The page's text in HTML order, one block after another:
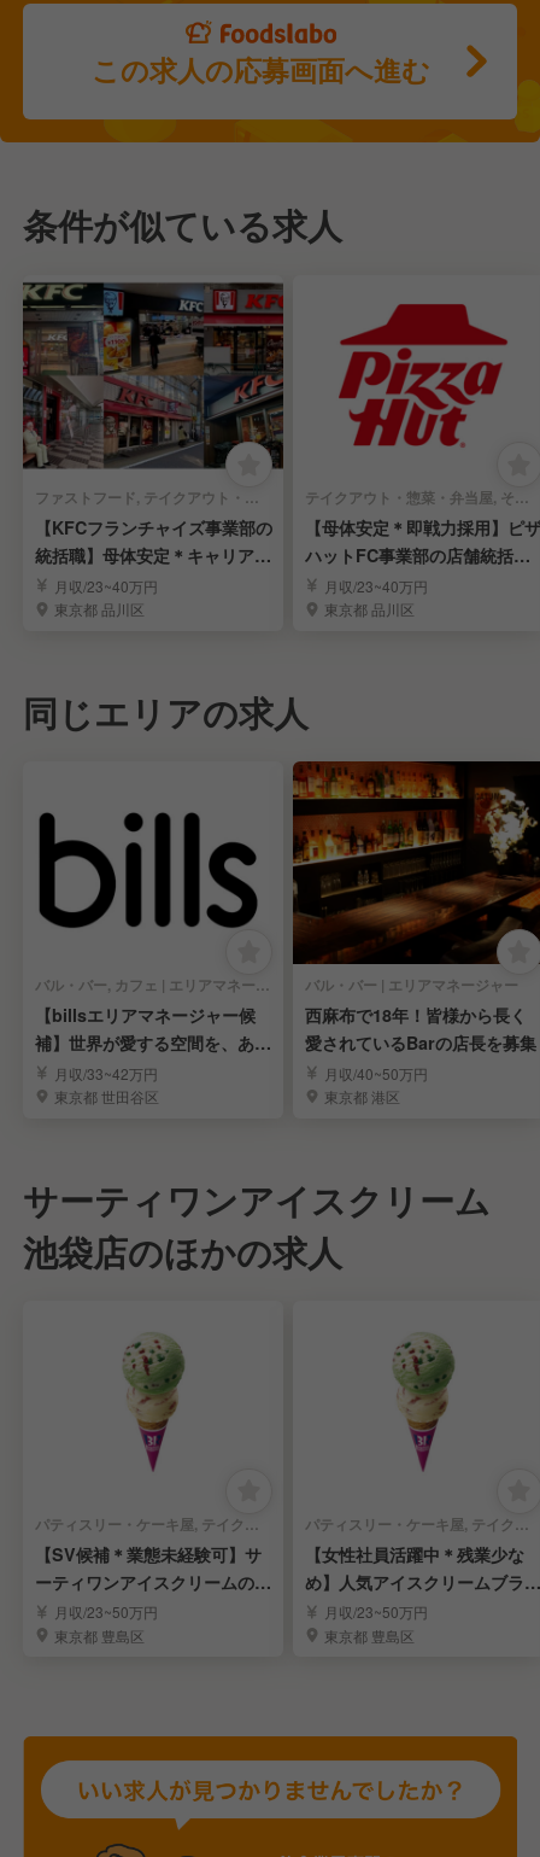
この求人の応募画面へ進む
条件が似ている求人
ファストフード, テイクアウト・惣菜・弁当屋 | エリアマネージャー
【KFCフランチャイズ事業部の
統括職】母体安定＊キャリアア
ップ＊経験者歓迎
月収/23~40万円
東京都 品川区
テイクアウト・惣菜・弁当屋, その他(料理ジャンル) | エリアマネージャー
【母体安定＊即戦力採用】ピザ
ハットFC事業部の店舗統括を
募集｜東京・神奈川
月収/23~40万円
東京都 品川区
同じエリアの求人
バル・バー, カフェ | エリアマネージャー
【billsエリアマネージャー候
補】世界が愛する空間を、あな
たの手で。
月収/33~42万円
東京都 世田谷区
バル・バー | エリアマネージャー
西麻布で18年！皆様から長く
愛されているBarの店長を募集
月収/40~50万円
東京都 港区
サーティワンアイスクリーム
池袋店のほかの求人
パティスリー・ケーキ屋, テイクアウト・惣菜・弁当屋 | スーパーバイザー
【SV候補＊業態未経験可】サ
ーティワンアイスクリームのF
C店｜関東エリア
月収/23~50万円
東京都 豊島区
パティスリー・ケーキ屋, テイクアウト・惣菜・弁当屋 | 店長・店長候補
【女性社員活躍中＊残業少な
め】人気アイスクリームブラン
ドの店長候補｜池袋
月収/23~50万円
東京都 豊島区